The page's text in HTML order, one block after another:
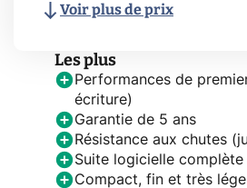
Voir plus de prix
Les plus
Performances de
écriture)
Garantie de 5 ans
Résistance aux chutes
Suite logicielle
Compact, fin et très